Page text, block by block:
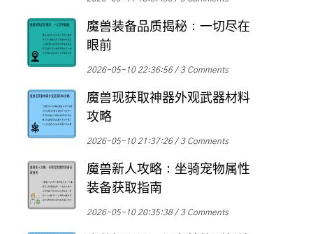
魔兽装备品质揭秘：一切尽在
眼前
2026-05-10 22:36:56 3 Comments
魔兽现获取神器外观武器材料
攻略
2026-05-10 21:37:26 3 Comments
魔兽新人攻略：坐骑宠物属性
装备获取指南
2026-05-10 20:35:38 3 Comments